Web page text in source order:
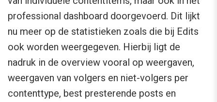
professional dashboard doorgevoerd. Dit lijkt
nu meer op de statistieken zoals die bij Edits
ook worden weergegeven. Hierbij ligt de
nadruk in de overview vooral op weergaven,
weergaven van volgers en niet-volgers per
contenttype, best presterende posts en